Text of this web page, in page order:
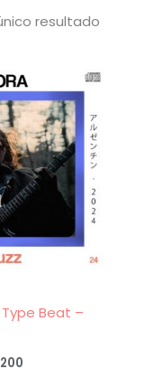
resultado
Beat –
200Rango